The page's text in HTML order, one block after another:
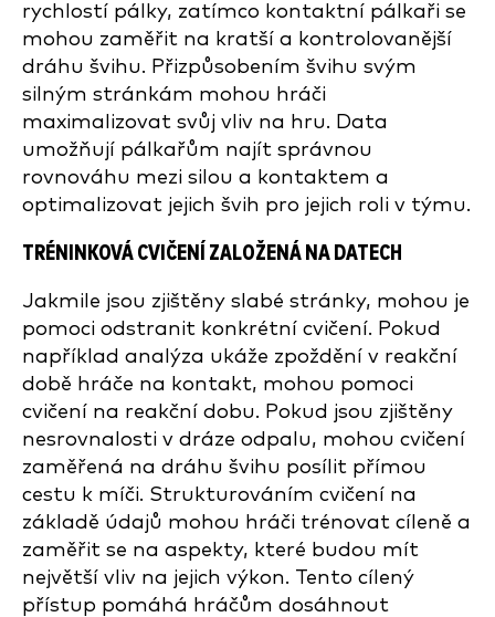
rychlostí pálky, zatímco kontaktní pálkaři se
mohou zaměřit na kratší a kontrolovanější
dráhu švihu. Přizpůsobením švihu svým
silným stránkám mohou hráči
maximalizovat svůj vliv na hru. Data
umožňují pálkařům najít správnou
rovnováhu mezi silou a kontaktem a
optimalizovat jejich švih pro jejich roli v týmu.
TRÉNINKOVÁ CVIČENÍ ZALOŽENÁ NA DATECH
Jakmile jsou zjištěny slabé stránky, mohou je
pomoci odstranit konkrétní cvičení. Pokud
například analýza ukáže zpoždění v reakční
době hráče na kontakt, mohou pomoci
cvičení na reakční dobu. Pokud jsou zjištěny
nesrovnalosti v dráze odpalu, mohou cvičení
zaměřená na dráhu švihu posílit přímou
cestu k míči. Strukturováním cvičení na
základě údajů mohou hráči trénovat cíleně a
zaměřit se na aspekty, které budou mít
největší vliv na jejich výkon. Tento cílený
přístup pomáhá hráčům dosáhnout